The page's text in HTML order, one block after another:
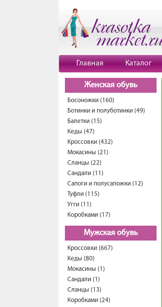
Главная Каталог
Женская обувь
Босоножки (160)
Ботинки и полуботинки (49)
Балетки (15)
Кеды (47)
Кроссовки (432)
Мокасины (21)
Сланцы (22)
Сандали (11)
Сапоги и полусапожки (12)
Туфли (115)
Угги (11)
Коробками (17)
Мужская обувь
Кроссовки (667)
Кеды (80)
Мокасины (1)
Сандали (1)
Сланцы (13)
Коробками (24)